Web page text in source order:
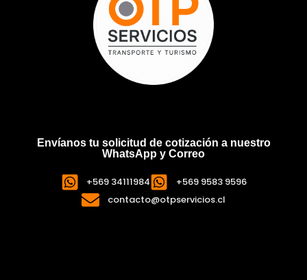
Envíanos tu solicitud de cotización a nuestro
WhatsApp y Correo
+569 34111984
+569 9583 9596
contacto@otpservicios.cl